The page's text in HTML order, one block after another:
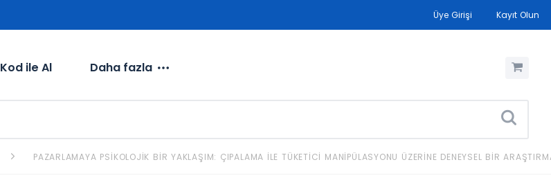
Üye Girişi Kayıt Olun
Kod ile Al Daha fazla
PAZARLAMAYA PSIKOLOJIK BIR YAKLAŞIM: ÇIPALAMA İLE TÜKETICI MANIPÜLASYONU ÜZERINE DENEYSEL BIR